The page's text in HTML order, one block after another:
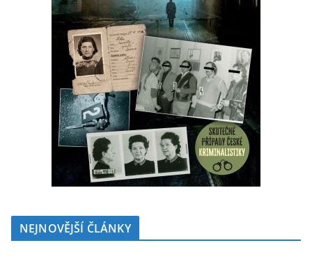
NEJNOVĚJŠÍ ČLÁNKY